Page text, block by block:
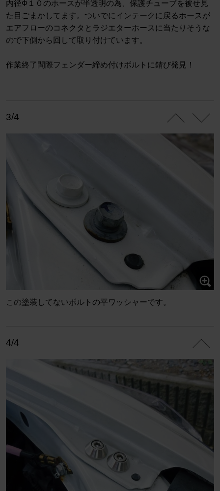
内径Ф１０のホースが半透明の為、保護チューブを被せ見
た目ごまかしてます。ついでにインテークに戻るホースが
エアフローのコネクタとラジエターホースに当たりそうな
ので下側から回して取り付けています。
作業終了間際フェンダー締め付けボルトに錆び発見！
3/4
この塗装してないボルトの平ワッシャーです。
4/4